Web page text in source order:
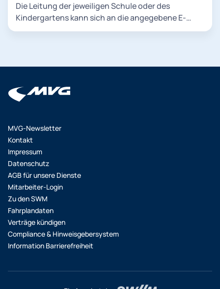
Die Leitung der jeweiligen Schule oder des
Kindergartens kann sich an die angegebene E-
Mail-Adresse wenden. Wir setzen uns dann
MVG-Newsletter
Kontakt
Impressum
Datenschutz
AGB für unsere Dienste
Mitarbeiter-Login
Zu den SWM
Fahrplandaten
Verträge kündigen
Compliance & Hinweisgebersystem
Information Barrierefreiheit